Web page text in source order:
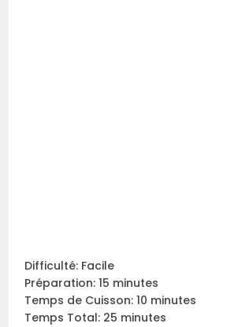
Difficulté: Facile
Préparation: 15 minutes
Temps de Cuisson: 10 minutes
Temps Total: 25 minutes